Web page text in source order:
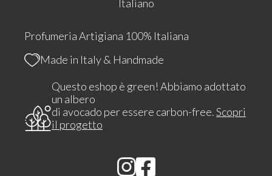
Italiano
Profumeria Artigiana 100% Italiana
Made in Italy & Handmade
Questo eshop è green! Abbiamo adottato
un albero
di avocado per essere carbon-free.Scopri
il progetto